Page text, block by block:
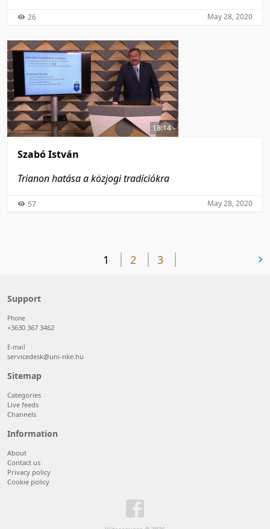
26 May 28, 2020
18:14
Szabó István
Trianon hatása a közjogi tradíciókra
57 May 28, 2020
1 2 3
Support
Phone
+3630 367 3462
E-mail
servicedesk@uni-nke.hu
Sitemap
Categories
Live feeds
Channels
Information
About
Contact us
Privacy policy
Cookie policy